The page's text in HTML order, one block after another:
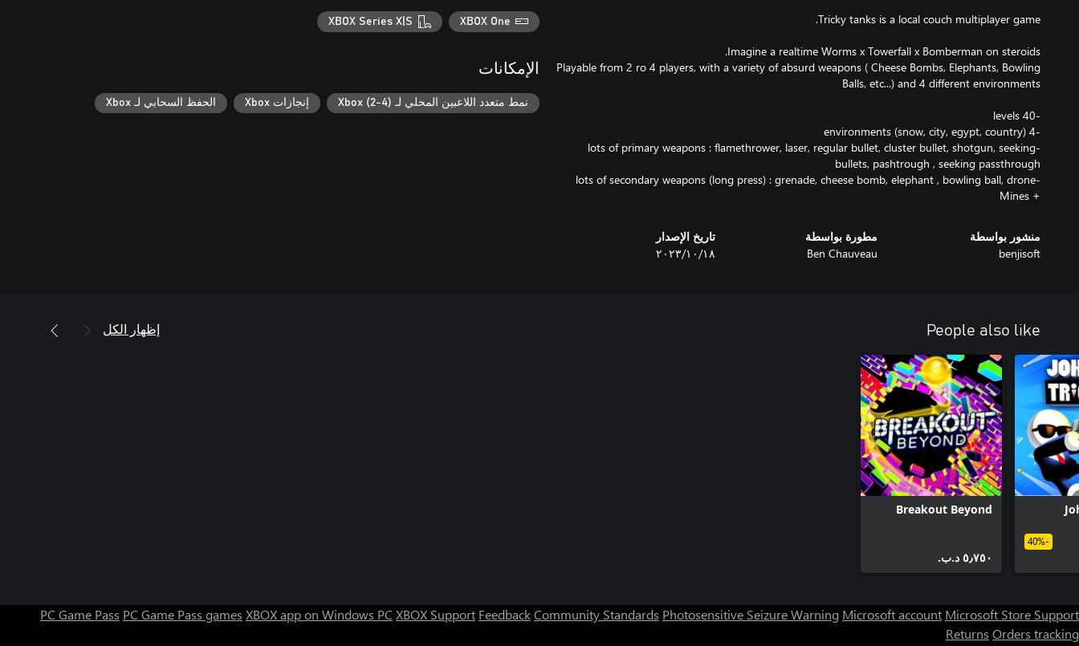
Playable from 2 ro 4 players, with a variety of absurd weapons ( Cheese Bombs, Elephants, Bowling
-lots of primary weapons : flamethrower, laser, regular bullet, cluster bullet, shotgun, seeking
+ Mines
منشور بواسطة
benjisoft
مطورة بواسطة
Ben Chauveau
تاريخ الإصدار
١٨‏/١٠‏/٢٠٢٣
XBOX One
XBOX Series X|S
الإمكانات
نمط متعدد اللاعبين المحلي لـ Xbox (2-4) إنجازات Xbox الحفظ السحابي لـ Xbox
People also like إظهار الكل
-40%
Breakout Beyond
٥٫٧٥٠ د.ب.‏
PC Game Pass PC Game Pass games XBOX app on Windows PC XBOX Support FeedbackCommunity Standards Photosensitive Seizure Warning Microsoft account Microsoft Store Support
Returns Orders tracking